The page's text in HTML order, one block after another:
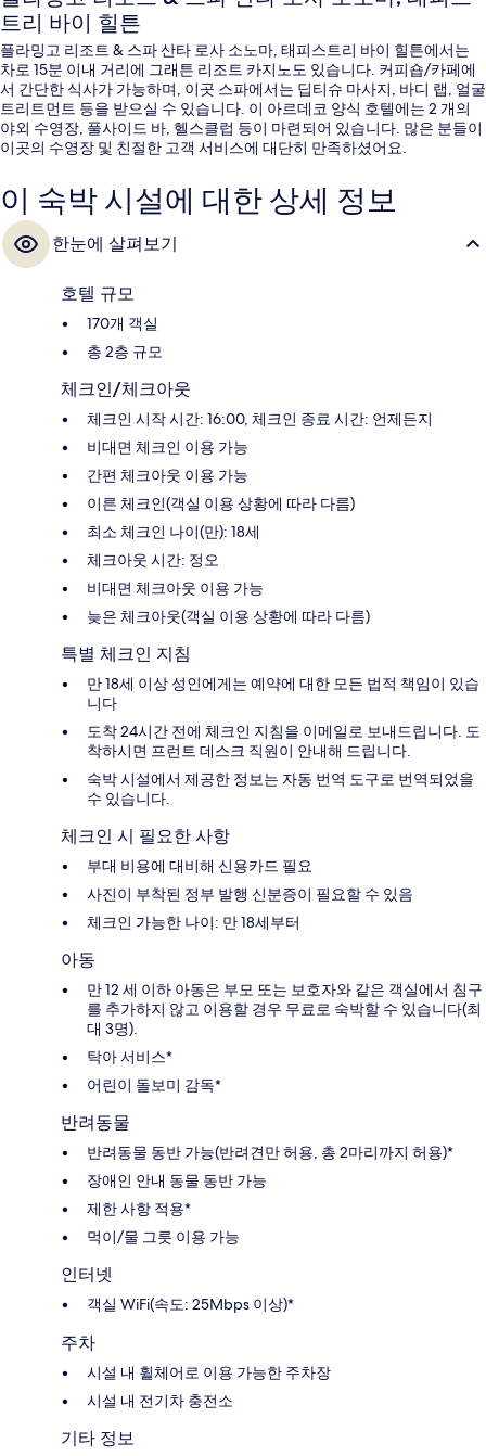
트리 바이 힐튼
플라밍고 리조트 & 스파 산타 로사 소노마, 태피스트리 바이 힐튼에서는
차로 15분 이내 거리에 그래튼 리조트 카지노도 있습니다. 커피숍/카페에
서 간단한 식사가 가능하며, 이곳 스파에서는 딥티슈 마사지, 바디 랩, 얼굴
트리트먼트 등을 받으실 수 있습니다. 이 아르데코 양식 호텔에는 2 개의
야외 수영장, 풀사이드 바, 헬스클럽 등이 마련되어 있습니다. 많은 분들이
이곳의 수영장 및 친절한 고객 서비스에 대단히 만족하셨어요.
이 숙박 시설에 대한 상세 정보
한눈에 살펴보기
호텔 규모
170개 객실
총 2층 규모
체크인/체크아웃
체크인 시작 시간: 16:00, 체크인 종료 시간: 언제든지
비대면 체크인 이용 가능
간편 체크아웃 이용 가능
이른 체크인(객실 이용 상황에 따라 다름)
최소 체크인 나이(만): 18세
체크아웃 시간: 정오
비대면 체크아웃 이용 가능
늦은 체크아웃(객실 이용 상황에 따라 다름)
특별 체크인 지침
만 18세 이상 성인에게는 예약에 대한 모든 법적 책임이 있습
니다
도착 24시간 전에 체크인 지침을 이메일로 보내드립니다. 도
착하시면 프런트 데스크 직원이 안내해 드립니다.
숙박 시설에서 제공한 정보는 자동 번역 도구로 번역되었을
수 있습니다.
체크인 시 필요한 사항
부대 비용에 대비해 신용카드 필요
사진이 부착된 정부 발행 신분증이 필요할 수 있음
체크인 가능한 나이: 만 18세부터
아동
만 12 세 이하 아동은 부모 또는 보호자와 같은 객실에서 침구
를 추가하지 않고 이용할 경우 무료로 숙박할 수 있습니다(최
대 3명).
탁아 서비스*
어린이 돌보미 감독*
반려동물
반려동물 동반 가능(반려견만 허용, 총 2마리까지 허용)*
장애인 안내 동물 동반 가능
제한 사항 적용*
먹이/물 그릇 이용 가능
인터넷
객실 WiFi(속도: 25Mbps 이상)*
주차
시설 내 휠체어로 이용 가능한 주차장
시설 내 전기차 충전소
기타 정보